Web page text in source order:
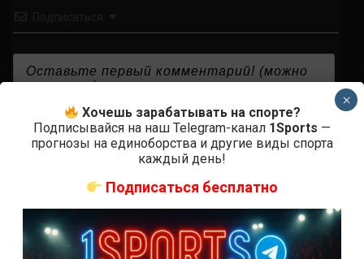
{} [+]
КОММЕНТАРИЕВ
Хочешь зарабатывать на спорте?
Подписывайся на наш Telegram-канал 1Sports —
прогнозы на единоборства и другие виды спорта
каждый день!
Подписаться бесплатно
×